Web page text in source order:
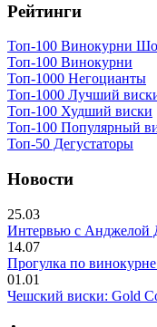
Рейтинги
Топ-100 Винокурни
Топ-100 Винокурни
Топ-1000 Негоцианты
Топ-1000 Лучший
Топ-100 Худший виски
Топ-100 Популярный
Топ-50 Дегустаторы
Новости
25.03
Интервью с Анджелой
14.07
Прогулка по
01.01
Чешский виски: Gold